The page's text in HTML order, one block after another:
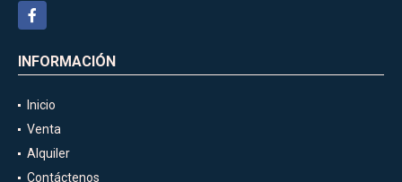
Facebook
INFORMACIÓN
Inicio
Venta
Alquiler
Contáctenos